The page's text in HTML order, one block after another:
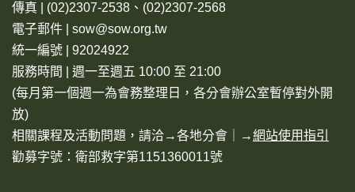
傳真 | (02)2307-2538、(02)2307-2568
電子郵件 | sow@sow.org.tw
統一編號 | 92024922
服務時間 | 週一至週五 10:00 至 21:00
(每月第一個週一為會務整理日，各分會辦公室暫停對外開
放)
相關課程及活動問題，請洽→各地分會 ｜→網站使用指引
勸募字號：衛部救字第1151360011號